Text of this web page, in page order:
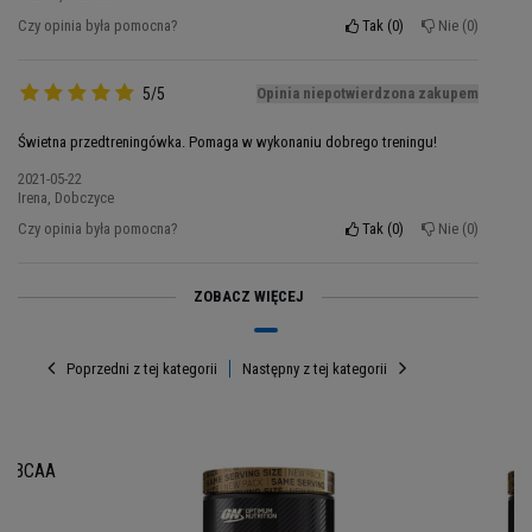
Pre-Workout przed wysiłkiem fizycznym, aby
podczas treningu.
Opakowanie: 330g
Składniki Gold Standard Pre
Czy opinia była pomocna?
Tak 0 Nie 0
5/5 Opinia niepotwierdzona zakupem
Świetna przedtreningówka. Pomaga w wykonaniu dobrego treningu!
2021-05-22
Irena, Dobczyce
Czy opinia była pomocna?
Tak 0 Nie 0
ZOBACZ WIĘCEJ
Poprzedni z tej kategorii
BCAA
Następny z tej kategorii